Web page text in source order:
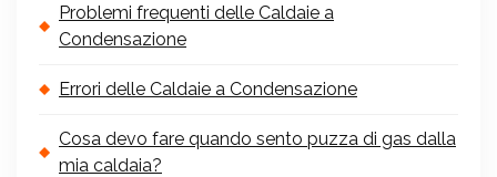
Problemi frequenti delle Caldaie a
Condensazione
Errori delle Caldaie a Condensazione
Cosa devo fare quando sento puzza di gas dalla
mia caldaia?